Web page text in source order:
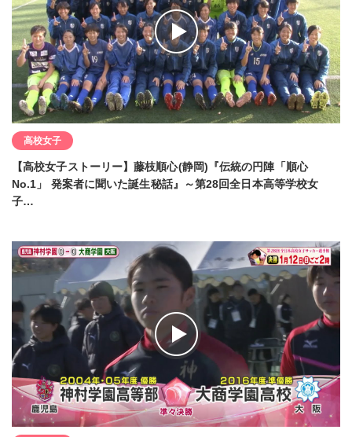
高校女子
【高校女子ストーリー】藤枝順心(静岡)『伝統の円陣「順心
No.1」 発案者に聞いた誕生秘話』～第28回全日本高等学校女
子…